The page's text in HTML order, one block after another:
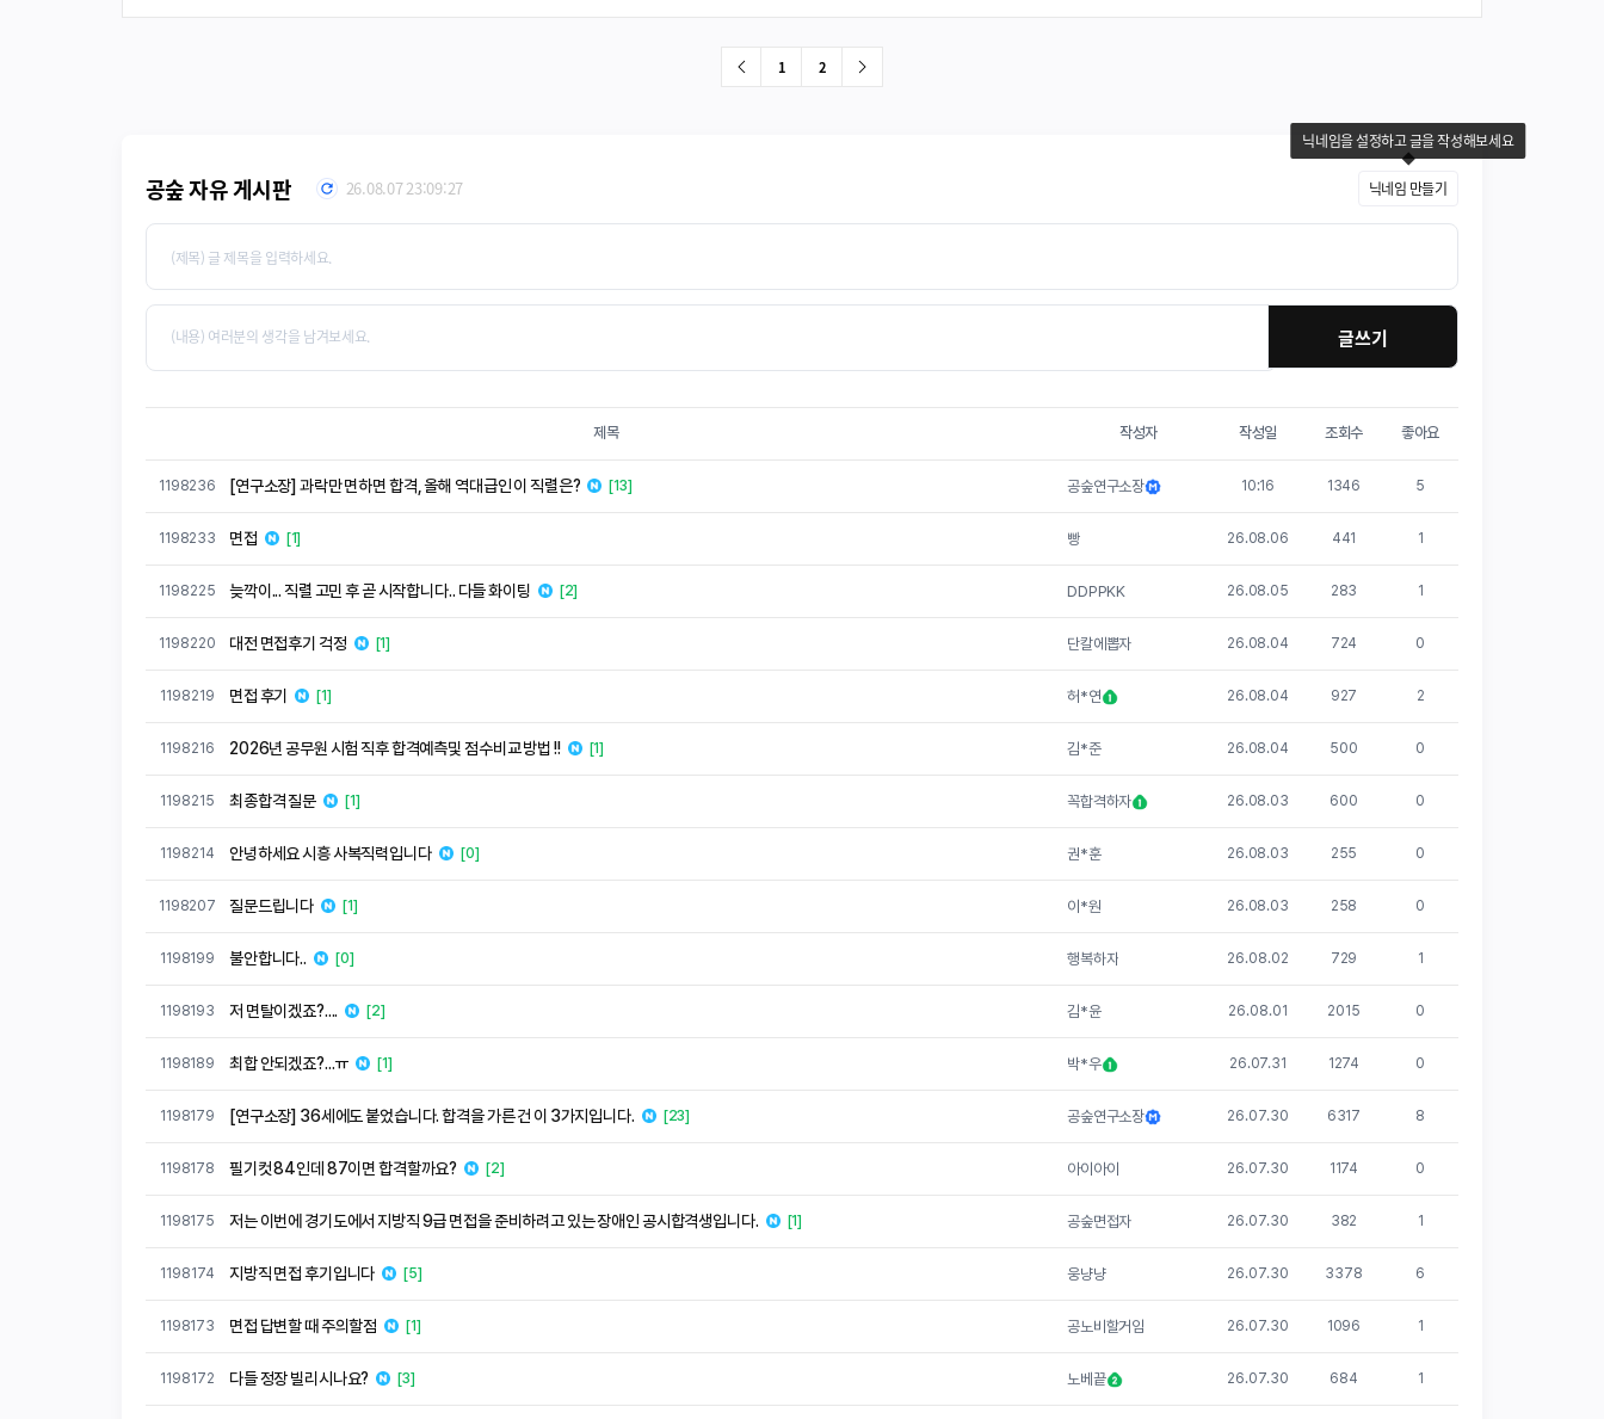
1 2
공숲 자유 게시판 26.08.07 23:09:27
닉네임을 설정하고 글을 작성해보세요
닉네임 만들기
글쓰기
제목 작성자 작성일 조회수 좋아요
1198236 [연구소장] 과락만 면하면 합격, 올해 역대급인 이 직렬은? [13] 공숲연구소장 10:16 1346 5
1198233 면접 [1] 빵 26.08.06 441 1
1198225 늦깍이... 직렬 고민 후 곧 시작합니다.. 다들 화이팅 [2] DDPPKK 26.08.05 283 1
1198220 대전 면접후기 걱정 [1] 단칼에뽑자 26.08.04 724 0
1198219 면접 후기 [1] 허*연 26.08.04 927 2
1198216 2026년 공무원 시험 직후 합격예측및 점수비교 방법 !! [1] 김*준 26.08.04 500 0
1198215 최종합격 질문 [1] 꼭합격하자 26.08.03 600 0
1198214 안녕하세요 시흥 사복직력입니다 [0] 권*훈 26.08.03 255 0
1198207 질문드립니다 [1] 이*원 26.08.03 258 0
1198199 불안합니다.. [0] 행복하자 26.08.02 729 1
1198193 저 면탈이겠죠?.... [2] 김*윤 26.08.01 2015 0
1198189 최합 안되겠죠?...ㅠ [1] 박*우 26.07.31 1274 0
1198179 [연구소장] 36세에도 붙었습니다. 합격을 가른 건 이 3가지입니다. [23] 공숲연구소장 26.07.30 6317 8
1198178 필기컷 84인데 87이면 합격할까요? [2] 아이아이 26.07.30 1174 0
1198175 저는 이번에 경기도에서 지방직 9급 면접을 준비하려고 있는 장애인 공시합격생입니다. [1] 공숲면접자 26.07.30 382 1
1198174 지방직 면접 후기입니다 [5] 웅냥냥 26.07.30 3378 6
1198173 면접 답변할 때 주의할점 [1] 공노비할거임 26.07.30 1096 1
1198172 다들 정장 빌리시나요? [3] 노베끝 26.07.30 684 1